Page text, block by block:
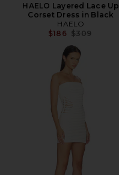
HAELO Layered Lace Up
Corset Dress in Black
HAELO
$186 前の価格:
$309